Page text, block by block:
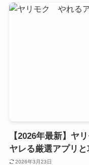
【2026年最新】ヤ
ヤレる厳選アプリ
2026年3月23日